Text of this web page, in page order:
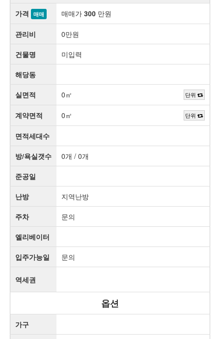
가격 매매 매매가 300 만원
관리비 0만원
건물명 미입력
해당동
실면적 0㎡ 단위
계약면적 0㎡ 단위
면적세대수
방/욕실갯수 0개 / 0개
준공일
난방 지역난방
주차 문의
엘리베이터
입주가능일 문의
역세권
옵션
가구